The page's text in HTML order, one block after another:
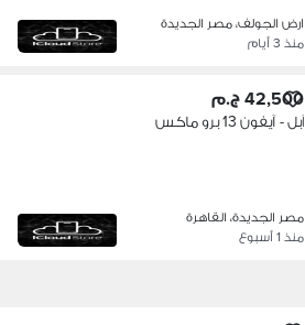
ارض الجولف، مصر الجديدة
منذ 3 أيام
42,500 ج.م
آبل - آيفون 13 برو ماكس
مصر الجديدة، القاهرة
منذ 1 أسبوع